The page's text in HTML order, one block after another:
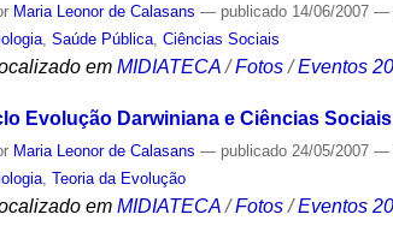
Maria Leonor de Calasans — publicado 14/06/2007—
,Saúde Pública ,Ciências Sociais
em MIDIATECA /Fotos /Eventos
Evolução Darwiniana e Ciências
Maria Leonor de Calasans — publicado 24/05/2007—
,Teoria da Evolução
em MIDIATECA /Fotos /Eventos